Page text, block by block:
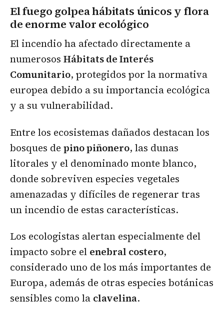
El fuego golpea hábitats únicos y flora
de enorme valor ecológico
El incendio ha afectado directamente a
numerosos Hábitats de Interés
Comunitario, protegidos por la normativa
europea debido a su importancia ecológica
y a su vulnerabilidad.
Entre los ecosistemas dañados destacan los
bosques de pino piñonero, las dunas
litorales y el denominado monte blanco,
donde sobreviven especies vegetales
amenazadas y difíciles de regenerar tras
un incendio de estas características.
Los ecologistas alertan especialmente del
impacto sobre el enebral costero,
considerado uno de los más importantes de
Europa, además de otras especies botánicas
sensibles como la clavelina.